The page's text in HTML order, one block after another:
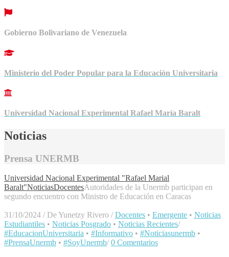
Gobierno Bolivariano de Venezuela
Ministerio del Poder Popular para la Educación Universitaria
Universidad Nacional Experimental Rafael María Baralt
Noticias
Prensa UNERMB
Universidad Nacional Experimental "Rafael Marial
Baralt"NoticiasDocentesAutoridades de la Unermb participan en
segundo encuentro con Ministro de Educación en Caracas
31/10/2024 / De Yunetzy Rivero / Docentes • Emergente • Noticias
Estudiantiles • Noticias Posgrado • Noticias Recientes/
#EducacionUniversitaria • #Informativo • #Noticiasunermb •
#PrensaUnermb • #SoyUnermb/ 0 Comentarios